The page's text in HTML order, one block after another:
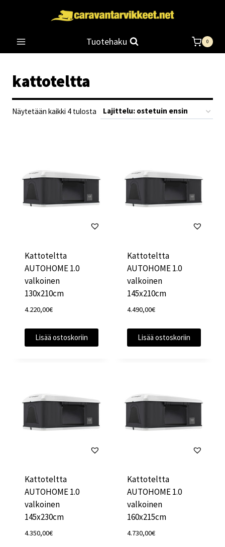
Tuotehaku 0
kattoteltta
Näytetään kaikki 4 tulosta Suosituimmat
Kattoteltta
AUTOHOME 1.0
valkoinen
130x210cm
4.220,00€
Lisää ostoskoriin
Kattoteltta
AUTOHOME 1.0
valkoinen
145x210cm
4.490,00€
Lisää ostoskoriin
Kattoteltta
AUTOHOME 1.0
valkoinen
145x230cm
4.350,00€
Kattoteltta
AUTOHOME 1.0
valkoinen
160x215cm
4.730,00€